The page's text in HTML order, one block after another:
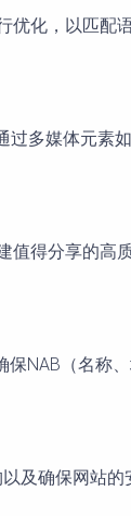
化，以匹配
多媒体元素
得分享的高
NAB（名称
及确保网站